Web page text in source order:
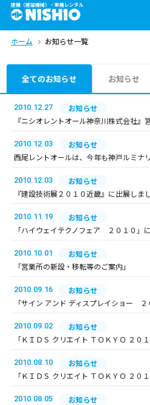
建機（建設機械）・重機レンタル
商品一覧
問合せ依頼リスト
エリア情報
ホーム お知らせ一覧
全てのお知らせ お知らせ
2010.12.27
お知らせ
『ニシオレントオール神奈川株式会社』
2010.12.03
お知らせ
西尾レントオールは、今年も神戸ルミナ
2010.12.03
お知らせ
『建設技術展２０１０近畿』に出展しま
2010.11.19
お知らせ
「ハイウェイテクノフェア ２０１０」
2010.10.01
お知らせ
「営業所の新設・移転等のご案内」
2010.09.16
お知らせ
「サイン アンド ディスプレイショー ２
2010.09.02
お知らせ
「ＫＩＤＳ クリエイト ＴＯＫＹＯ ２０
2010.08.10
お知らせ
「ＫＩＤＳ クリエイト ＴＯＫＹＯ ２０
2010.08.05
お知らせ